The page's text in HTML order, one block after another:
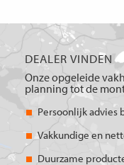
DEALER VINDEN
Onze opgeleide
planning tot de
Persoonlijk advies
Vakkundige en
Duurzame